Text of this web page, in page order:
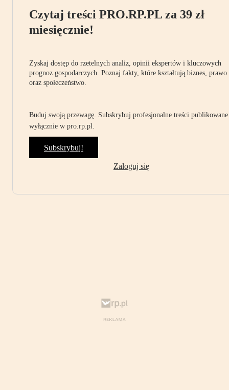
Czytaj treści PRO.RP.PL za 39 zł
miesięcznie!
Zyskaj dostęp do rzetelnych analiz, opinii ekspertów i kluczowych
prognoz gospodarczych. Poznaj fakty, które kształtują biznes, prawo
oraz społeczeństwo.
Buduj swoją przewagę. Subskrybuj profesjonalne treści publikowane
wyłącznie w pro.rp.pl.
Subskrybuj!
Zaloguj się